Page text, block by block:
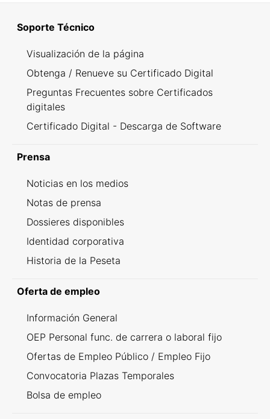
Soporte Técnico
Visualización de la página
Obtenga / Renueve su Certificado Digital
Preguntas Frecuentes sobre Certificados
digitales
Certificado Digital - Descarga de Software
Prensa
Noticias en los medios
Notas de prensa
Dossieres disponibles
Identidad corporativa
Historia de la Peseta
Oferta de empleo
Información General
OEP Personal func. de carrera o laboral fijo
Ofertas de Empleo Público / Empleo Fijo
Convocatoria Plazas Temporales
Bolsa de empleo